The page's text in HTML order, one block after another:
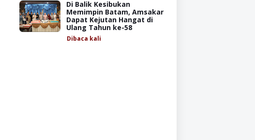
Di Balik Kesibukan
Memimpin Batam, Amsakar
Dapat Kejutan Hangat di
Ulang Tahun ke-58
Dibaca kali